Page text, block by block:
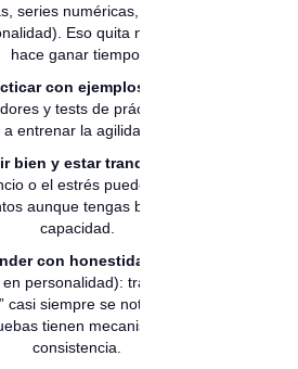
series numéricas, preguntas
Eso quita nervios y te
hace ganar tiempo.
con ejemplos
y tests de práctica que
entrenar la agilidad mental.
bien y estar tranquilo
o el estrés puede bajarte
aunque tengas buena
capacidad.
con honestidad
personalidad): tratar de
casi siempre se nota porque
tienen mecanismos de
consistencia.